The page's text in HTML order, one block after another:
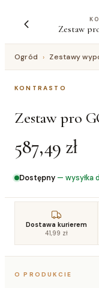
Zestaw
Ogród › Zestawy
KONTRASTO
Zestaw pro
587,49 zł
Dostępny — wysyłka
Dostawa kurierem
41,99 zł
O PRODUKCIE